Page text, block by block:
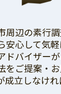
周辺の素行
安心して気軽
ドバイザー
をご提案・
成立しなけ